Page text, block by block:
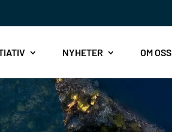
NYHETER OM OSS